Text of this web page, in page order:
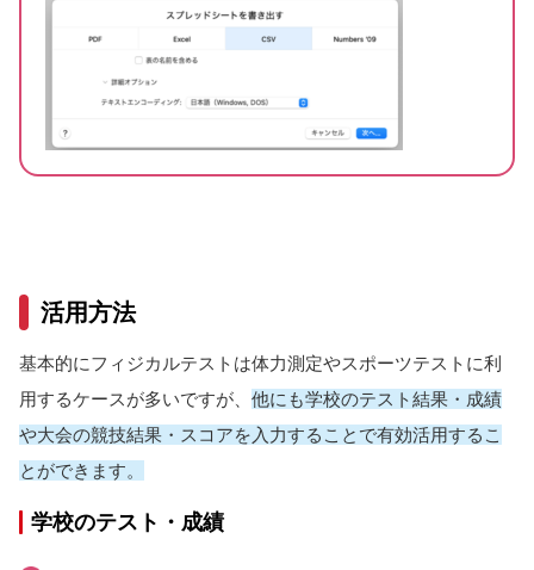
活用方法
基本的にフィジカルテストは体力測定やスポーツテストに利
用するケースが多いですが、 他にも学校のテスト結果・成績
や大会の競技結果・スコアを入力することで有効活用するこ
とができます。
学校のテスト・成績